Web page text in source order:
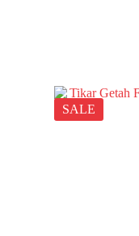
SALE